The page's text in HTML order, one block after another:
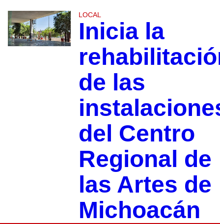
LOCAL
Inicia la
de las
del Centro
Regional de
las Artes de
Michoacán